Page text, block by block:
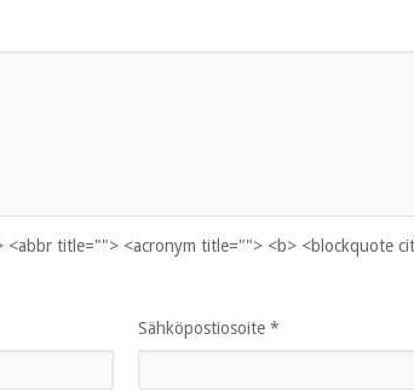
title=""> <acronym title=""> <b> <blockquote
Sähköpostiosoite *